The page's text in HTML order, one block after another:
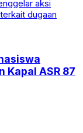
Kapal ASR 87